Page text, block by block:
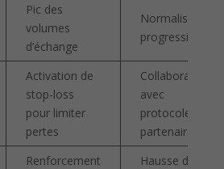
Pic des
volumes
d’échange
Normalisation
progressive
Activation de
stop-loss
pour limiter
pertes
Collaboration
avec
protocoles
partenaires
Renforcement
Hausse des